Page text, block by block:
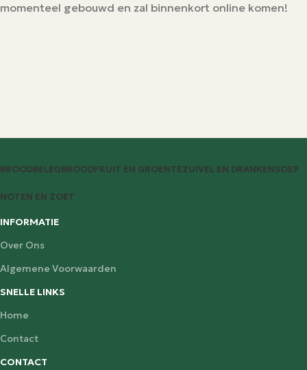
momenteel gebouwd en zal binnenkort online komen!
BROODBELEGBROODFRUIT EN GROENTEZUIVEL EN DRANKENSOEP
NOTEN EN ZOET
INFORMATIE
Over Ons
Algemene Voorwaarden
SNELLE LINKS
Home
Contact
CONTACT